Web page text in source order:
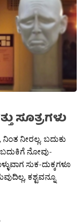
ಸೂತ್ರಗಳು
ನೀರಲ್ಲ. ಬದುಕು
ಬದುಕಿಗೆ ನೋವು-
ಸುಕ-ದುಕ್ಕಗಳೂ
ಕಶ್ಟವನ್ನೂ